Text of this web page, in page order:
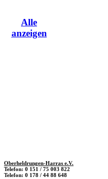
Alle
anzeigen
Oberheldrungen-Harras e.V.
Telefon: 0 151 / 75 003 822
Telefon: 0 178 / 44 88 648